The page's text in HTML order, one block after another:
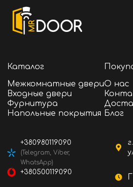
Каталог
Межкомнатные двери
Входные двери
Фурнитура
Напольные покрытия
О нас
Блог
+380980119090
(Telegram, Viber,
WhatsApp)
+380500119090